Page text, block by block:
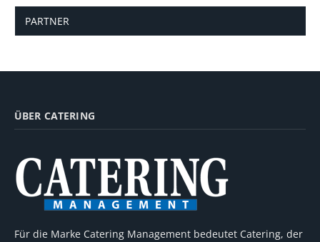
PARTNER
ÜBER CATERING
Für die Marke Catering Management bedeutet Catering, der